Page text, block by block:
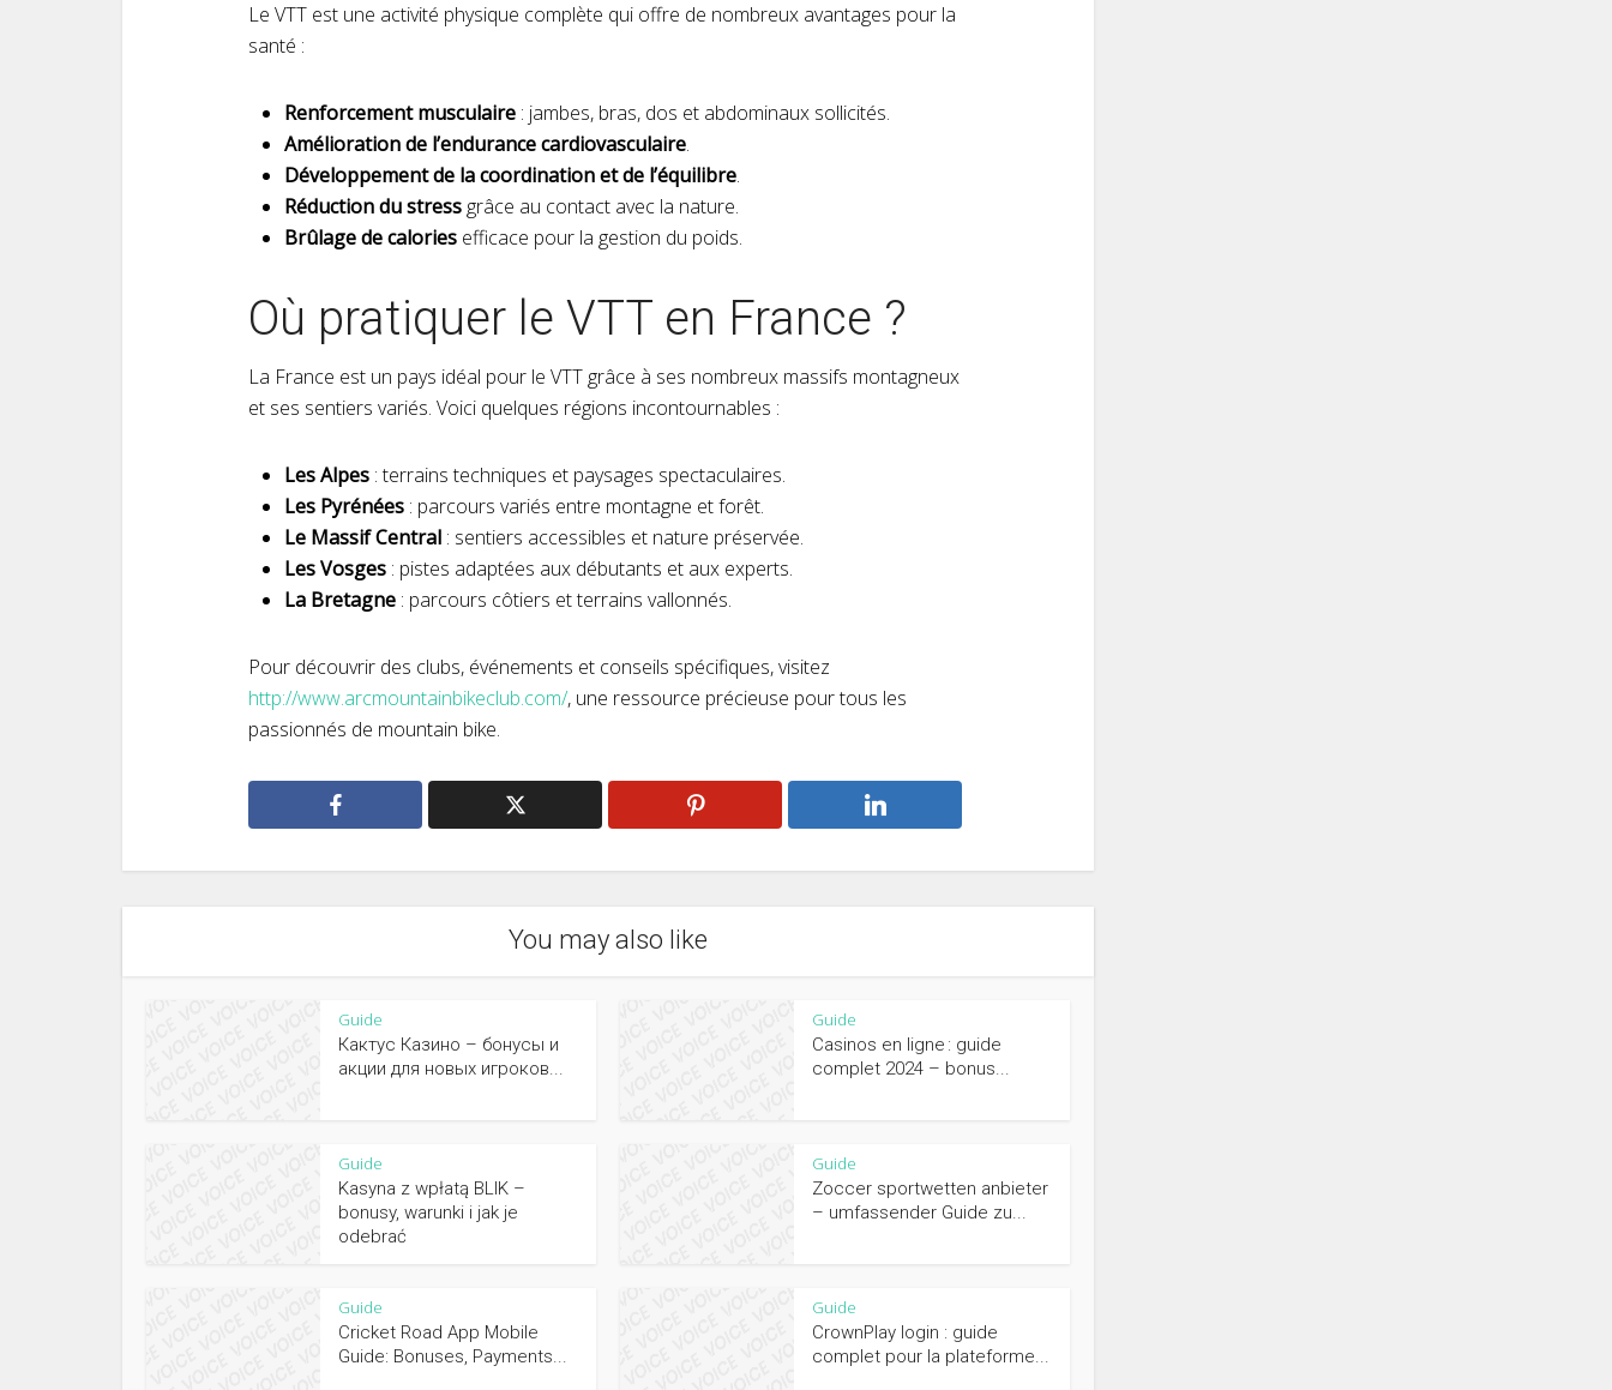
Le VTT est une activité physique complète qui offre de nombreux avantages pour la
santé :
Renforcement musculaire : jambes, bras, dos et abdominaux sollicités.
Amélioration de l’endurance cardiovasculaire.
Développement de la coordination et de l’équilibre.
Réduction du stress grâce au contact avec la nature.
Brûlage de calories efficace pour la gestion du poids.
Où pratiquer le VTT en France ?
La France est un pays idéal pour le VTT grâce à ses nombreux massifs montagneux
et ses sentiers variés. Voici quelques régions incontournables :
Les Alpes : terrains techniques et paysages spectaculaires.
Les Pyrénées : parcours variés entre montagne et forêt.
Le Massif Central : sentiers accessibles et nature préservée.
Les Vosges : pistes adaptées aux débutants et aux experts.
La Bretagne : parcours côtiers et terrains vallonnés.
Pour découvrir des clubs, événements et conseils spécifiques, visitez
http://www.arcmountainbikeclub.com/, une ressource précieuse pour tous les
passionnés de mountain bike.
You may also like
Guide
Кактус Казино – бонусы и
акции для новых игроков...
Guide
Casinos en ligne : guide
complet 2024 – bonus...
Guide
Kasyna z wpłatą BLIK –
bonusy, warunki i jak je
odebrać
Guide
Zoccer sportwetten anbieter
– umfassender Guide zu...
Guide
Cricket Road App Mobile
Guide: Bonuses, Payments...
Guide
CrownPlay login : guide
complet pour la plateforme...